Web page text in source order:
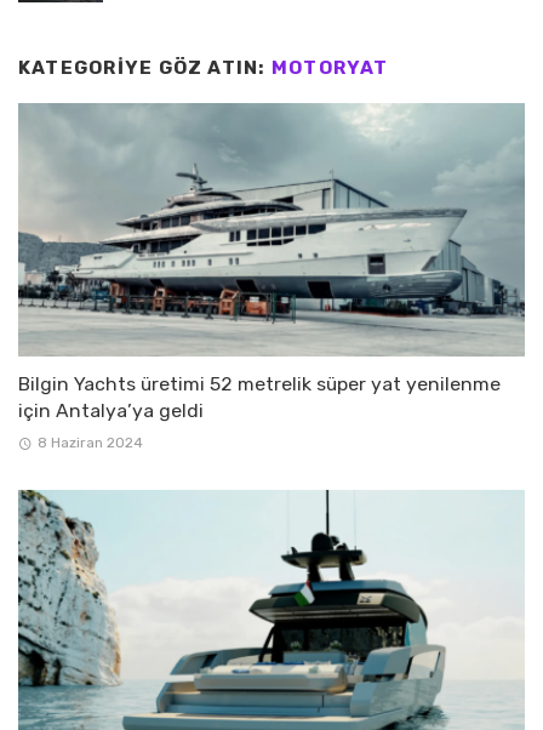
KATEGORIYE GÖZ ATIN: MOTORYAT
Bilgin Yachts üretimi 52 metrelik süper yat yenilenme
için Antalya’ya geldi
8 Haziran 2024